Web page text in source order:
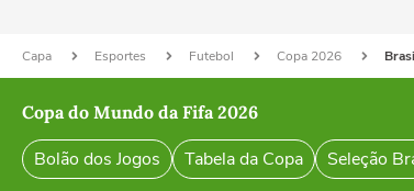
Capa Esportes Futebol Copa 2026
Copa do Mundo da Fifa 2026
Bolão dos Jogos Tabela da Copa Seleção